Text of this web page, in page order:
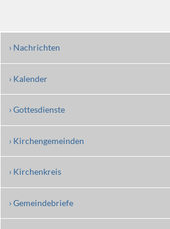
› Nachrichten
› Kalender
› Gottesdienste
› Kirchengemeinden
› Kirchenkreis
› Gemeindebriefe